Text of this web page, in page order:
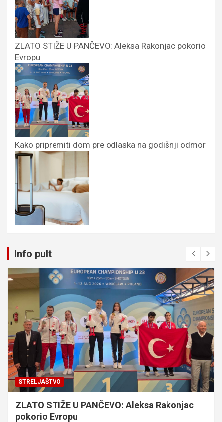
ZLATO STIŽE U PANČEVO: Aleksa Rakonjac pokorio
Evropu
Kako pripremiti dom pre odlaska na godišnji odmor
Info pult
STRELJAŠTVO
ZLATO STIŽE U PANČEVO: Aleksa Rakonjac
pokorio Evropu